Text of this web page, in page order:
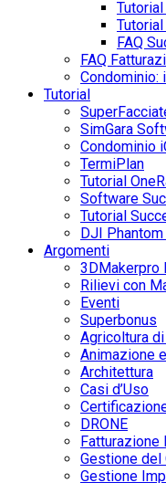
FAQ
FAQ
Condominio:
Tutorial
SimGara
Condominio
TermiPlan
Tutorial
Software
Tutorial
DJI
Argomenti
3DMakerpro
Rilievi con
Eventi
Superbonus
Agricoltura
Animazione
Architettura
Casi d’Uso
DRONE
Fatturazione
Gestione del
Gestione